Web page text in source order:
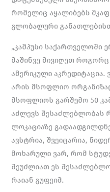
რომელიც აყალიბებს
გლობალური
„კამპუსი საქართველოში
მაშინვე მივიღეთ
ამერიკული აკრედიტაცია.
არის მსოფლიო
მსოფლიოს გარშემო 50
აძლევს შესაძლებლობას
ლოკაციაზე
ავსტრია, შვეიცარია,
მოხარული ვარ, რომ
შეუძლიათ ეს
რაიან გუფეიმ.